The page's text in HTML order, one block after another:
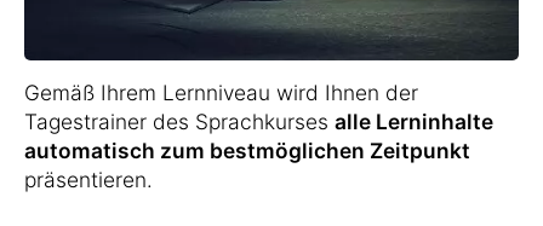
Gemäß Ihrem Lernniveau wird Ihnen der
Tagestrainer des Sprachkurses alle Lerninhalte
automatisch zum bestmöglichen Zeitpunkt
präsentieren.